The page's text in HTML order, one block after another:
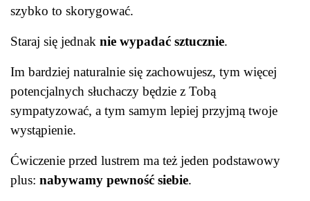
szybko to skorygować.
Staraj się jednak nie wypadać sztucznie.
Im bardziej naturalnie się zachowujesz, tym więcej
potencjalnych słuchaczy będzie z Tobą
sympatyzować, a tym samym lepiej przyjmą twoje
wystąpienie.
Ćwiczenie przed lustrem ma też jeden podstawowy
plus: nabywamy pewność siebie.